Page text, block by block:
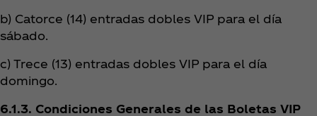
b) Catorce (14) entradas dobles VIP para el día
sábado.
c) Trece (13) entradas dobles VIP para el día
domingo.
6.1.3. Condiciones Generales de las Boletas VIP